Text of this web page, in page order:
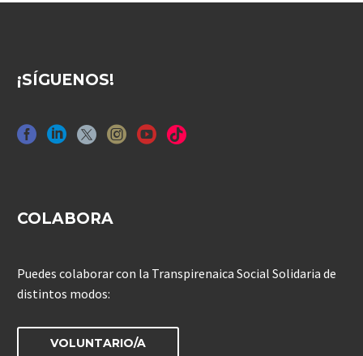
¡SÍGUENOS!
COLABORA
Puedes colaborar con la Transpirenaica Social Solidaria de
distintos modos:
VOLUNTARIO/A